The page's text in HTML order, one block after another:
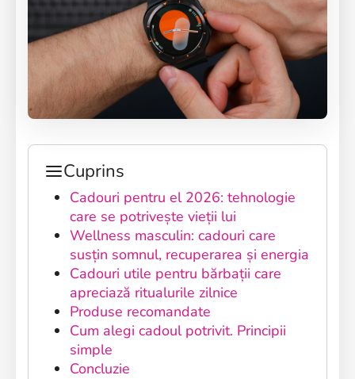
Cuprins
Cadouri pentru el 2026: tehnologie
care se potrivește vieții lui
Wellness masculin: cadouri care
susțin somnul, recuperarea și energia
Cadouri utile pentru bărbații care
apreciază ritualurile zilnice
Produse recomandate
Cum alegi cadoul potrivit. Principii
simple
Concluzie